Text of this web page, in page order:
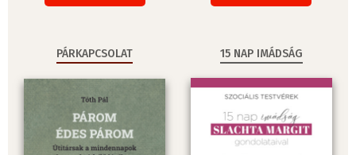
PÁRKAPCSOLAT 15 NAP IMÁDSÁG